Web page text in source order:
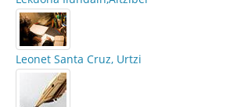
Leonet Santa Cruz, Urtzi